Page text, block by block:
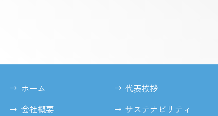
ホーム
代表挨拶
会社概要
サステナビリティ